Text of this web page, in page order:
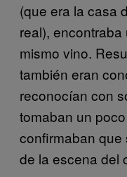
(que era la casa
real),
mismo vino.
también eran
reconocían con
tomaban un
confirmaban que
de la escena del